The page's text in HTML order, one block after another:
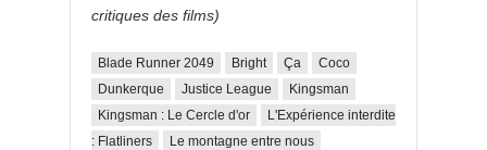
critiques des films)
Blade Runner 2049 Bright Ça
Coco
Dunkerque
Justice League
Kingsman
Kingsman : Le Cercle d'or
L'Expérience interdite
: Flatliners
Le montagne entre nous